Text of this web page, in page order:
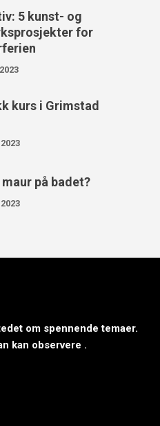
5 kunst- og
for
kurs i Grimstad
på badet?
om spennende temaer.
kan observere .